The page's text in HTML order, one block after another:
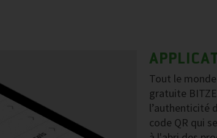
Tout le
gratuite
l’authenticité
code QR qui